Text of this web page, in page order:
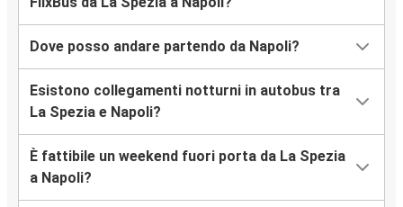
Dove posso andare partendo da Napoli?
Esistono collegamenti notturni in autobus tra
La Spezia e Napoli?
È fattibile un weekend fuori porta da La Spezia
a Napoli?